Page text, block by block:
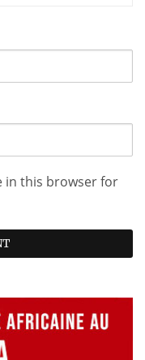
in this browser for